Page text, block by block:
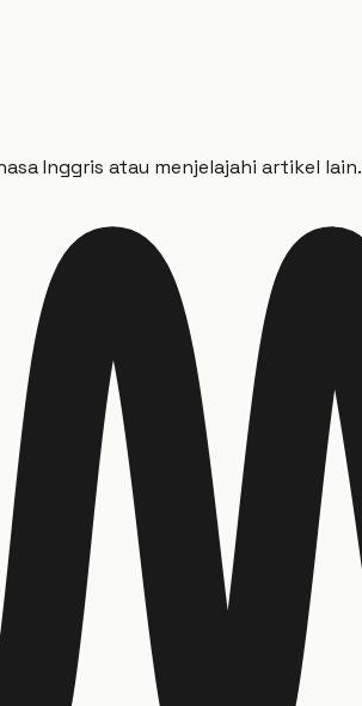
Inggris atau menjelajahi artikel lain.